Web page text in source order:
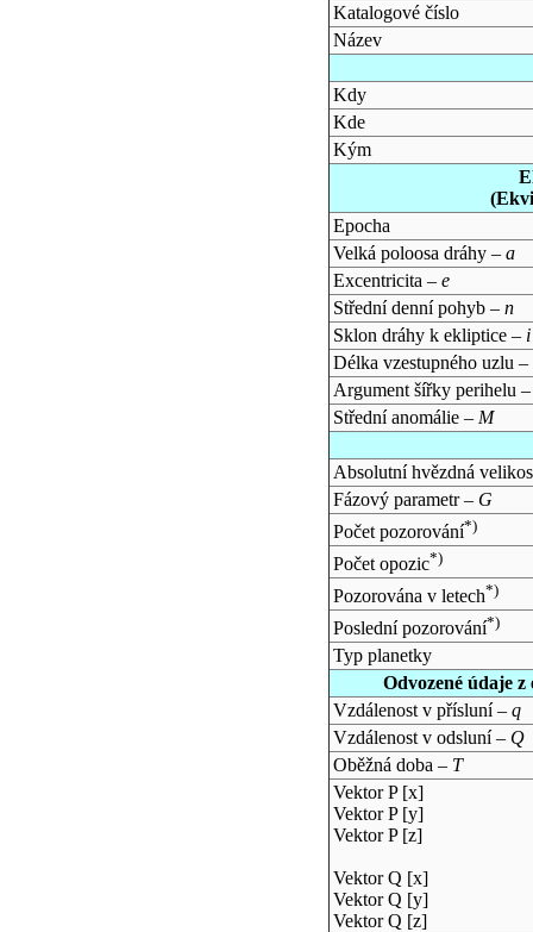
Katalogové číslo
Název
Kdy
Kde
Kým
Epocha
Velká poloosa dráhy – a
Excentricita – e
Střední denní pohyb – n
Sklon dráhy k ekliptice – i
Délka vzestupného uzlu –
Argument šířky perihelu
Střední anomálie – M
Absolutní hvězdná
Fázový parametr – G
Počet pozorování*)
Počet opozic*)
Pozorována v letech*)
Poslední pozorování*)
Typ planetky
Odvozené údaje
Vzdálenost v přísluní – q
Vzdálenost v odsluní – Q
Oběžná doba – T
Vektor P [x]
Vektor P [y]
Vektor P [z]
Vektor Q [x]
Vektor Q [y]
Vektor Q [z]